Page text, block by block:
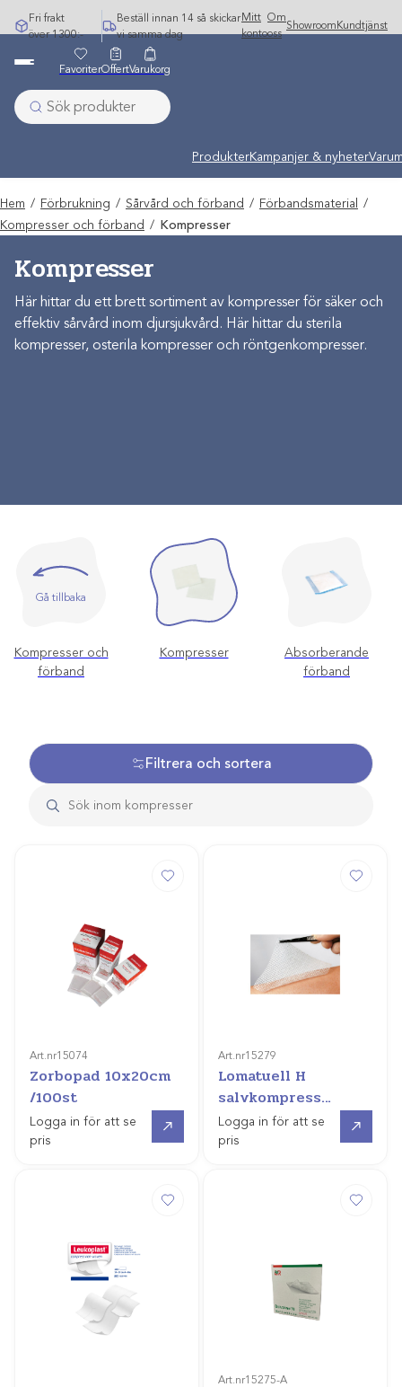
Hoppa
till
Fri frakt
över 1300:-
Beställ innan 14 så skickar
vi samma dag
Mitt
konto
Om
oss
Showroom Kundtjänst
ProdukterKampanjer & nyheter
FavoriterOffertVarukorg
Hem / Förbrukning / Sårvård och förband / Förbandsmaterial /
Kompresser och förband / Kompresser
Kompresser
Här hittar du ett brett sortiment av kompresser för säker och
effektiv sårvård inom djursjukvård. Här hittar du sterila
kompresser, osterila kompresser och röntgenkompresser.
Gå tillbaka
Kompresser och
förband
Kompresser
Absorberande
förband
Filtrera och sortera
Art.nr15074
Zorbopad 10x20cm
/100st
Logga in för att se
pris
Art.nr15279
Lomatuell H
salvkompress
10x10cm /10st
Logga in för att se
pris
Art.nr15275-A